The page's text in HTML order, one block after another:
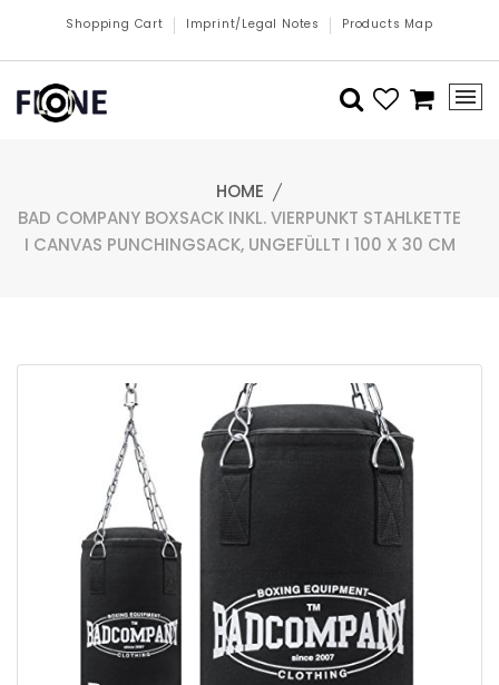
Shopping Cart Imprint/Legal Notes Products Map
HOME
BAD COMPANY BOXSACK INKL. VIERPUNKT STAHLKETTE
I CANVAS PUNCHINGSACK, UNGEFÜLLT I 100 X 30 CM